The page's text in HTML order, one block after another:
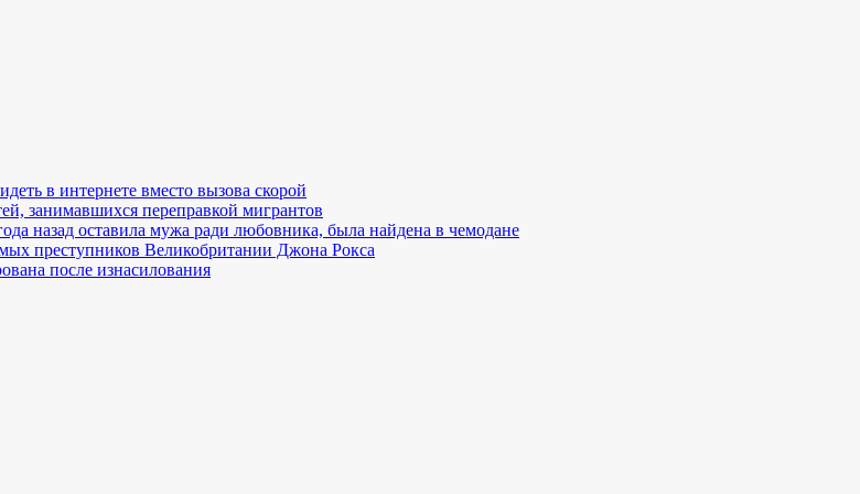
в интернете вместо вызова скорой
занимавшихся переправкой мигрантов
назад оставила мужа ради любовника, была найдена в чемодане
преступников Великобритании Джона Рокса
после изнасилования